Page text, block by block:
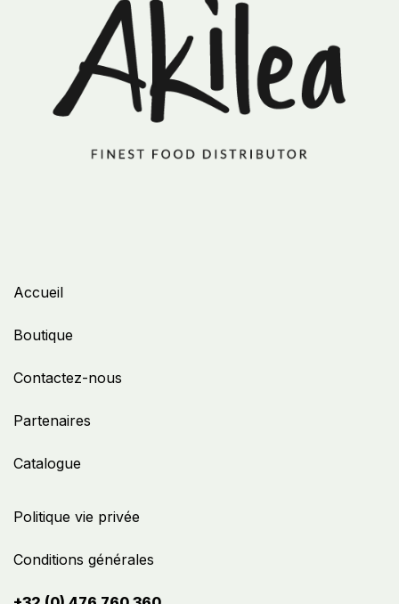
Politique vie privée
Conditions générales
Accueil
Boutique
Contactez-nous
Partenaires
Catalogue